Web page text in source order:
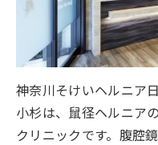
神奈川そけいヘルニア
小杉は、鼠径ヘルニア
クリニックです。腹腔